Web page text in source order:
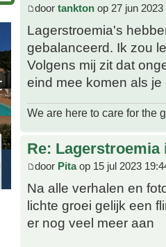
door tankton op 27 jun 2023
Lagerstroemia's
gebalanceerd. Ik zou
Volgens mij zit dat
eind mee komen als
We are here to care for the
Re:
door Pitaop 15 jul 2023
Na alle verhalen en
lichte groei gelijk een
er nog veel meer aan